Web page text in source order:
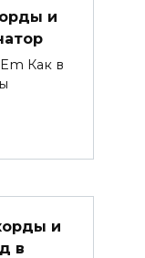
и
Как в
и
в